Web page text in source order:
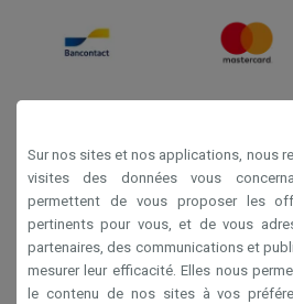
Conditions
Privacy
Disclaimer
Sur nos sites et nos applications, nous
visites des données vous
permettent de vous proposer les
pertinents pour vous, et de vous
partenaires, des communications et
mesurer leur efficacité. Elles nous
le contenu de nos sites à vos